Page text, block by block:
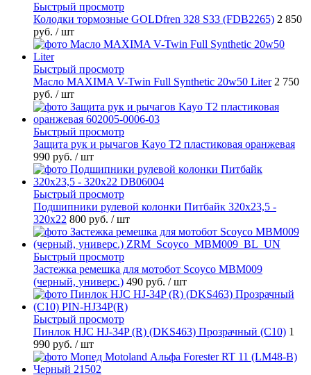
Быстрый просмотр
Колодки тормозные GOLDfren 328 S33 (FDB2265) 2 850
руб. / шт
Быстрый просмотр
Масло MAXIMA V-Twin Full Synthetic 20w50 Liter 2 750
руб. / шт
Быстрый просмотр
Защита рук и рычагов Kayo T2 пластиковая оранжевая
990 руб. / шт
Быстрый просмотр
Подшипники рулевой колонки Питбайк 320x23,5 -
320x22 800 руб. / шт
Быстрый просмотр
Застежка ремешка для мотобот Scoyco MBM009
(черный, универс.) 490 руб. / шт
Быстрый просмотр
Пинлок HJC HJ-34P (R) (DKS463) Прозрачный (C10) 1
990 руб. / шт